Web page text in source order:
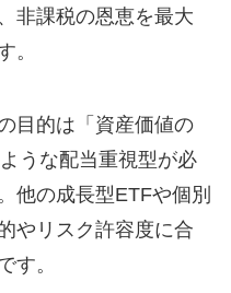
非課税の恩恵を最大
。
目的は「資産価値の
うな配当重視型が必
他の成長型ETFや個別
やリスク許容度に合
す。